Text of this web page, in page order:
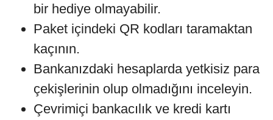
bir hediye olmayabilir.
Paket içindeki QR kodları taramaktan
kaçının.
Bankanızdaki hesaplarda yetkisiz para
çekişlerinin olup olmadığını inceleyin.
Çevrimiçi bankacılık ve kredi kartı